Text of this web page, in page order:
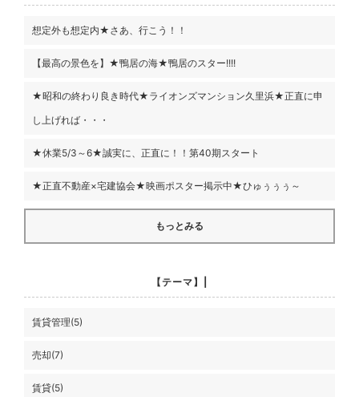
想定外も想定内★さあ、行こう！！
【最高の景色を】★鴨居の海★鴨居のスター!!!!
★昭和の終わり良き時代★ライオンズマンション久里浜★正直に申
し上げれば・・・
★休業5/3～6★誠実に、正直に！！第40期スタート
★正直不動産×宅建協会★映画ポスター掲示中★ひゅぅぅぅ～
もっとみる
【テーマ】|
賃貸管理(5)
売却(7)
賃貸(5)